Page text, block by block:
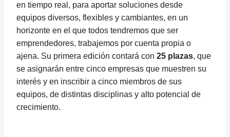
en tiempo real, para aportar soluciones desde
equipos diversos, flexibles y cambiantes, en un
horizonte en el que todos tendremos que ser
emprendedores, trabajemos por cuenta propia o
ajena. Su primera edición contará con 25 plazas, que
se asignarán entre cinco empresas que muestren su
interés y en inscribir a cinco miembros de sus
equipos, de distintas disciplinas y alto potencial de
crecimiento.